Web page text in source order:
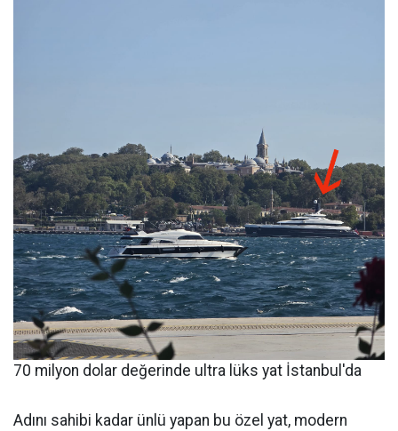
70 milyon dolar değerinde ultra lüks yat İstanbul'da
Adını sahibi kadar ünlü yapan bu özel yat, modern